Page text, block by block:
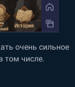
очень сильное
том числе.